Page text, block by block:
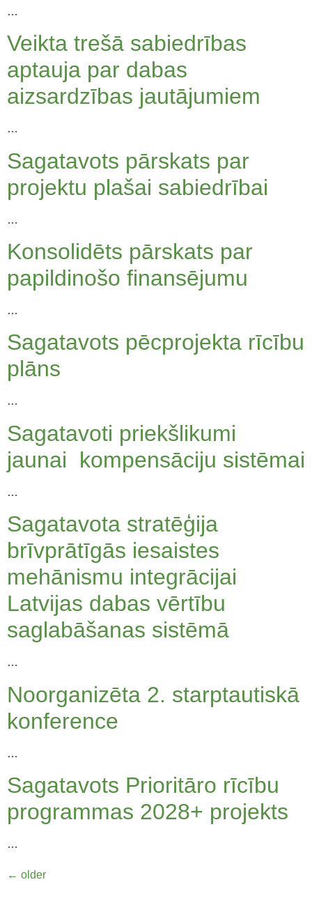
…
Veikta trešā sabiedrības
aptauja par dabas
aizsardzības jautājumiem
…
Sagatavots pārskats par
projektu plašai sabiedrībai
…
Konsolidēts pārskats par
papildinošo finansējumu
…
Sagatavots pēcprojekta rīcību
plāns
…
Sagatavoti priekšlikumi
jaunai kompensāciju sistēmai
…
Sagatavota stratēģija
brīvprātīgās iesaistes
mehānismu integrācijai
Latvijas dabas vērtību
saglabāšanas sistēmā
…
Noorganizēta 2. starptautiskā
konference
…
Sagatavots Prioritāro rīcību
programmas 2028+ projekts
…
← older